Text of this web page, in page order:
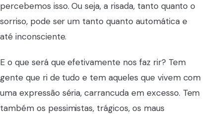
percebemos isso. Ou seja, a risada, tanto quanto o
sorriso, pode ser um tanto quanto automática e
até inconsciente.
E o que será que efetivamente nos faz rir? Tem
gente que ri de tudo e tem aqueles que vivem com
uma expressão séria, carrancuda em excesso. Tem
também os pessimistas, trágicos, os maus